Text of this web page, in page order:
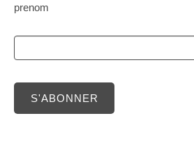
prenom
S'ABONNER